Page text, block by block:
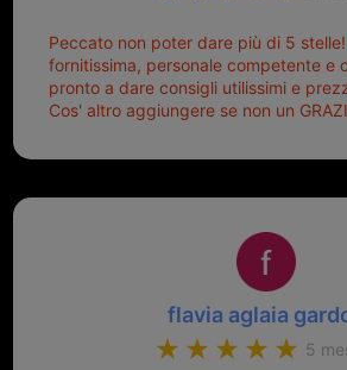
Peccato non poter dare più di 5
fornitissima, personale competente e
pronto a dare consigli utilissimi e
Cos' altro aggiungere se non un
mio riferimento. Ah dimenticavo...da
Top top top!!!
flavia aglaia
5